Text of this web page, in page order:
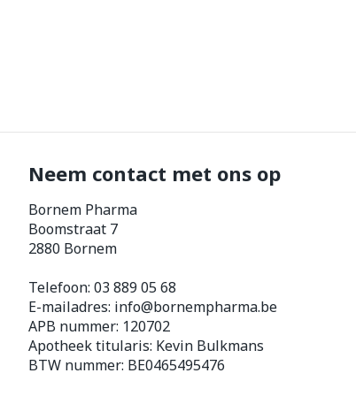
Neem contact met ons op
Bornem Pharma
Boomstraat 7
2880 Bornem
Telefoon: 03 889 05 68
E-mailadres: info@bornempharma.be
APB nummer: 120702
Apotheek titularis: Kevin Bulkmans
BTW nummer: BE0465495476